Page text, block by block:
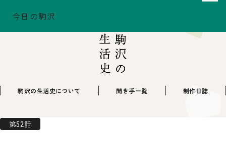
今日の駒沢
ホーム駒沢の生活史
駒沢の生活史について 聞き手一覧 制作日誌
第52話
TODAY - 2026.08.08
COMOREVI Smiles
EVENT & NEWS
KOMAZAWA Park Quarter